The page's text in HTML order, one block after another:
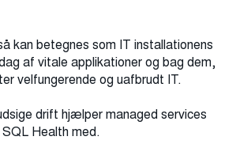
kan betegnes som IT installationens
af vitale applikationer og bag dem,
velfungerende og uafbrudt IT.
drift hjælper managed services
Health med.